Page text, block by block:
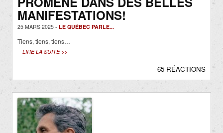
MANIFESTATIONS!
25 MARS 2025 - LE QUÉBEC PARLE...
Tiens, tiens, tiens…
LIRE LA SUITE >>
65 RÉACTIONS